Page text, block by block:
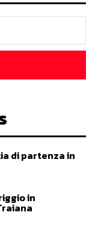
di partenza in
in